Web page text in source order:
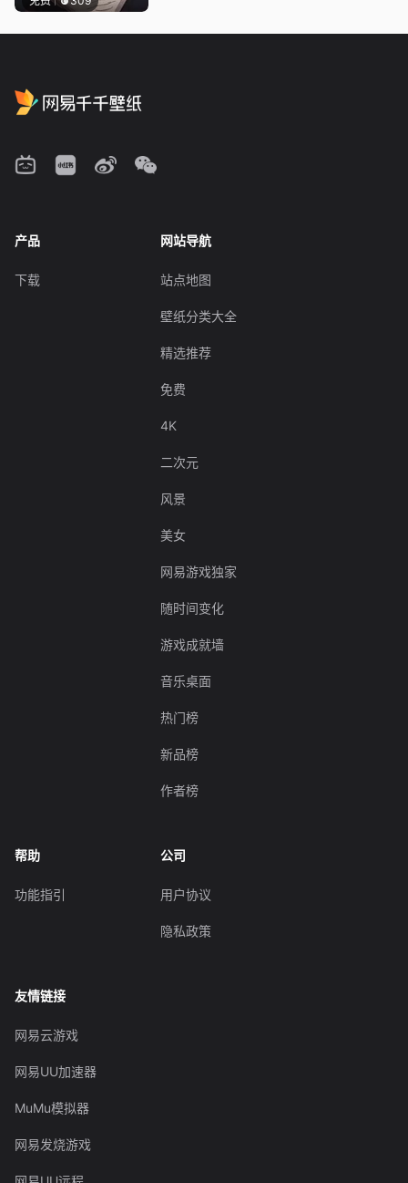
产品
下载
网站导航
站点地图
壁纸分类大全
精选推荐
免费
4K
二次元
风景
美女
网易游戏独家
随时间变化
游戏成就墙
音乐桌面
热门榜
新品榜
作者榜
帮助
功能指引
公司
用户协议
隐私政策
友情链接
网易云游戏
网易UU加速器
MuMu模拟器
网易发烧游戏